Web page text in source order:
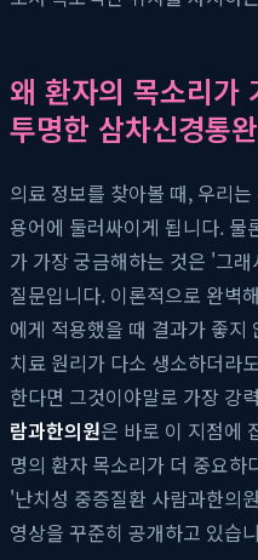
왜 환자의 목소리가
투명한 삼차신경통
의료 정보를 찾아볼 때, 우리
용어에 둘러싸이게 됩니다. 물
가 가장 궁금해하는 것은 '그
질문입니다. 이론적으로 완벽
에게 적용했을 때 결과가 좋
치료 원리가 다소 생소하더라
한다면 그것이야말로 가장 강
람과한의원은 바로 이 지점에
명의 환자 목소리가 더 중요
'난치성 중증질환 사람과한의
영상을 꾸준히 공개하고 있습